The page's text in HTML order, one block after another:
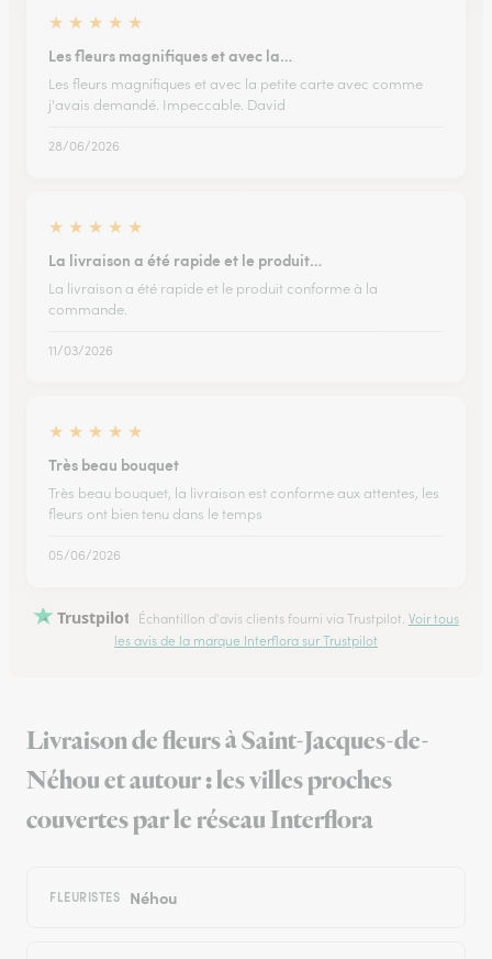
★ ★ ★ ★ ★
Les fleurs magnifiques et avec la…
Les fleurs magnifiques et avec la petite carte avec comme
j'avais demandé. Impeccable. David
28/06/2026
★ ★ ★ ★ ★
La livraison a été rapide et le produit…
La livraison a été rapide et le produit conforme à la
commande.
11/03/2026
★ ★ ★ ★ ★
Très beau bouquet
Très beau bouquet, la livraison est conforme aux attentes, les
fleurs ont bien tenu dans le temps
05/06/2026
Trustpilot Échantillon d'avis clients fourni via Trustpilot. Voir tous
les avis de la marque Interflora sur Trustpilot
Livraison de fleurs à Saint-Jacques-de-
Néhou et autour : les villes proches
couvertes par le réseau Interflora
FLEURISTES Néhou